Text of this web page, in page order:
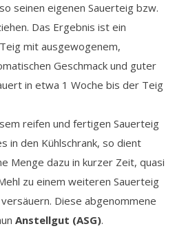
seinen eigenen Sauerteig bzw.
Das Ergebnis ist ein
mit ausgewogenem,
Geschmack und guter
in etwa 1 Woche bis der Teig
reifen und fertigen Sauerteig
in den Kühlschrank, so dient
Menge dazu in kurzer Zeit, quasi
zu einem weiteren Sauerteig
Diese abgenommene
Anstellgut (ASG).